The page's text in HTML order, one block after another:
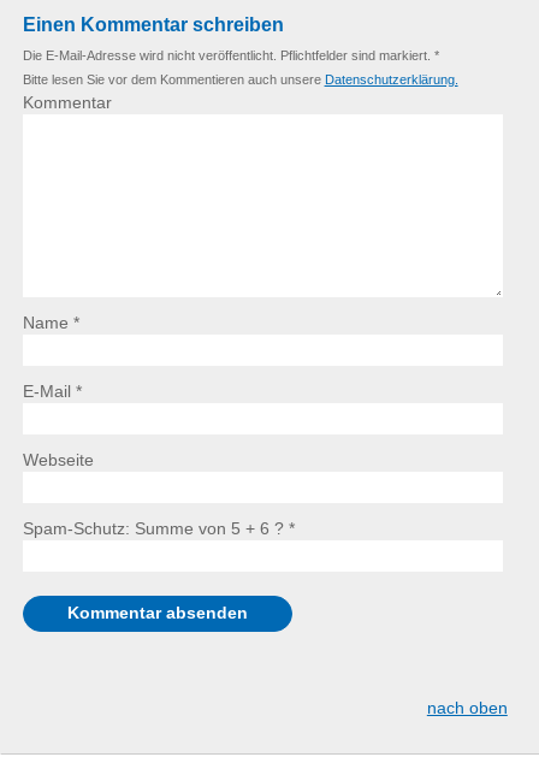
Einen Kommentar schreiben
Die E-Mail-Adresse wird nicht veröffentlicht. Pflichtfelder sind markiert. *
Bitte lesen Sie vor dem Kommentieren auch unsere Datenschutzerklärung.
Kommentar
Name *
E-Mail *
Webseite
Spam-Schutz: Summe von 5 + 6 ? *
nach oben